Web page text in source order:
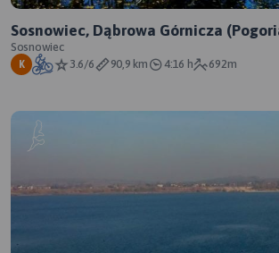
Sosnowiec, Dąbrowa Górnicza
Sosnowiec
K 3.6/6 90,9 km 4:16 h 692m